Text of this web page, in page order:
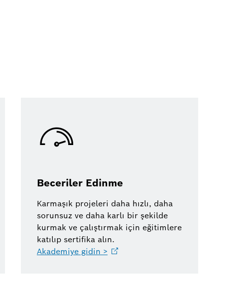
Beceriler Edinme
Karmaşık projeleri daha hızlı, daha
sorunsuz ve daha karlı bir şekilde
kurmak ve çalıştırmak için eğitimlere
katılıp sertifika alın.
Akademiye gidin >